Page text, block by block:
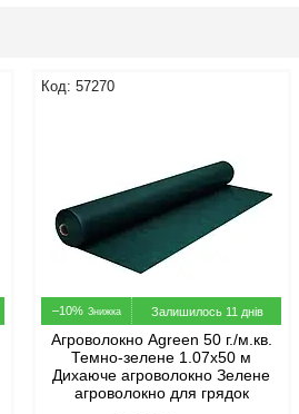
57270
–10% Залишилось 11 днів
Агроволокно Agreen 50 г./м.кв.
Темно-зелене 1.07х50 м
Дихаюче агроволокно Зелене
агроволокно для грядок